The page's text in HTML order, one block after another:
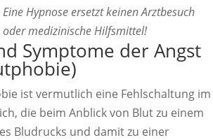
Eine Hypnose ersetzt keinen Arztbesuch
oder medizinische Hilfsmittel!
Symptome der Angst
ist vermutlich eine Fehlschaltung im
die beim Anblick von Blut zu einem
Bludrucks und damit zu einer